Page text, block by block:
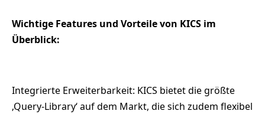
Wichtige Features und Vorteile von KICS im
Überblick:
Integrierte Erweiterbarkeit: KICS bietet die größte
‚Query-Library‘ auf dem Markt, die sich zudem flexibel